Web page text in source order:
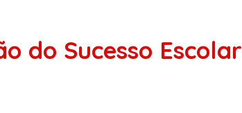
do Sucesso Escolar